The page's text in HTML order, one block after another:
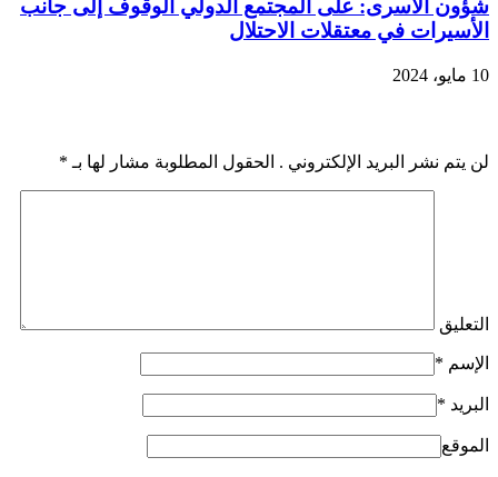
شؤون الأسرى: على المجتمع الدولي الوقوف إلى جانب
الأسيرات في معتقلات الاحتلال
10 مايو، 2024
لن يتم نشر البريد الإلكتروني . الحقول المطلوبة مشار لها بـ *
التعليق
الإسم *
البريد *
الموقع